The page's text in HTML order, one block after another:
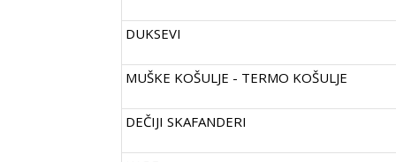
DUKSEVI
MUŠKE KOŠULJE - TERMO KOŠULJE
DEČIJI SKAFANDERI